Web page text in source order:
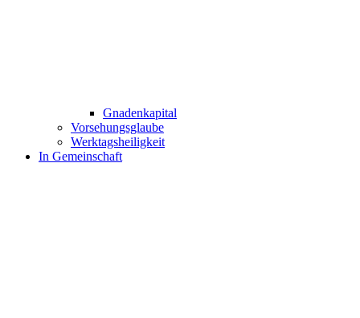
Gnadenkapital
Vorsehungsglaube
Werktagsheiligkeit
In Gemeinschaft